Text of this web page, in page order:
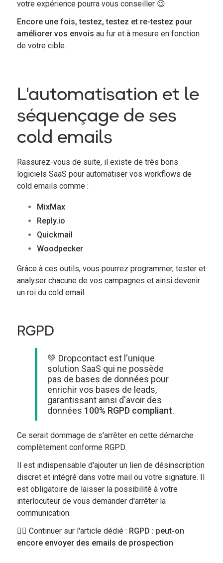
votre expérience pourra vous conseiller 😉
Encore une fois, testez, testez et re-testez pour
améliorer vos envois au fur et à mesure en fonction
de votre cible.
L'automatisation et le
séquençage de ses
cold emails
Rassurez-vous de suite, il existe de très bons
logiciels SaaS pour automatiser vos workflows de
cold emails comme :
MixMax
Reply.io
Quickmail
Woodpecker
Grâce à ces outils, vous pourrez programmer, tester et
analyser chacune de vos campagnes et ainsi devenir
un roi du cold email
RGPD
💚 Dropcontact est l'unique
solution SaaS qui ne possède
pas de bases de données pour
enrichir vos bases de leads,
garantissant ainsi d'avoir des
données 100% RGPD compliant.
Ce serait dommage de s'arrêter en cette démarche
complètement conforme RGPD.
Il est indispensable d'ajouter un lien de désinscription
discret et intégré dans votre mail ou votre signature. Il
est obligatoire de laisser la possibilité à votre
interlocuteur de vous demander d'arrêter la
communication.
👉🏻 Continuer sur l'article dédié : RGPD : peut-on
encore envoyer des emails de prospection